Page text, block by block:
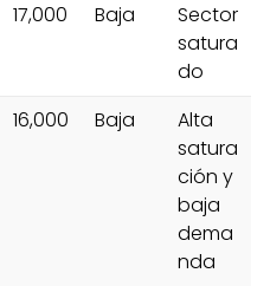
17,000 Baja
Sector
satura
do
16,000 Baja
Alta
satura
ción y
baja
dema
nda